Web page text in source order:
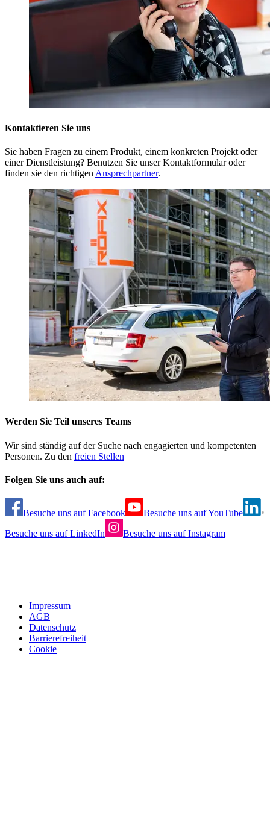
Kontaktieren Sie uns
Sie haben Fragen zu einem Produkt, einem konkreten Projekt oder
einer Dienstleistung? Benutzen Sie unser Kontaktformular oder
finden sie den richtigen Ansprechpartner.
Werden Sie Teil unseres Teams
Wir sind ständig auf der Suche nach engagierten und kompetenten
Personen. Zu den freien Stellen
Folgen Sie uns auch auf:
Besuche uns auf Facebook
Besuche uns auf YouTube
Besuche uns auf LinkedIn
Besuche uns auf Instagram
Impressum
AGB
Datenschutz
Barrierefreiheit
Cookie